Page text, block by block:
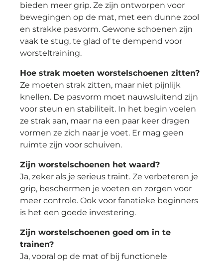
bieden meer grip. Ze zijn ontworpen voor
bewegingen op de mat, met een dunne zool
en strakke pasvorm. Gewone schoenen zijn
vaak te stug, te glad of te dempend voor
worsteltraining.
Hoe strak moeten worstelschoenen zitten?
Ze moeten strak zitten, maar niet pijnlijk
knellen. De pasvorm moet nauwsluitend zijn
voor steun en stabiliteit. In het begin voelen
ze strak aan, maar na een paar keer dragen
vormen ze zich naar je voet. Er mag geen
ruimte zijn voor schuiven.
Zijn worstelschoenen het waard?
Ja, zeker als je serieus traint. Ze verbeteren je
grip, beschermen je voeten en zorgen voor
meer controle. Ook voor fanatieke beginners
is het een goede investering.
Zijn worstelschoenen goed om in te
trainen?
Ja, vooral op de mat of bij functionele